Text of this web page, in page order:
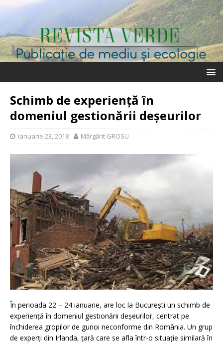
Schimb de experiență în
domeniul gestionării deșeurilor
ianuarie 23, 2018 Mărgărit GROSU
În perioada 22 – 24 ianuarie, are loc la București un schimb de
experiență în domeniul gestionării deșeurilor, centrat pe
închiderea gropilor de gunoi neconforme din România. Un grup
de experți din Irlanda, țară care se afla într-o situație similară în